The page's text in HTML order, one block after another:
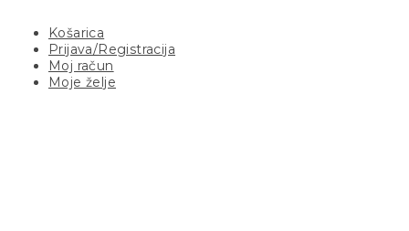
Košarica
Prijava/Registracija
Moj račun
Moje želje